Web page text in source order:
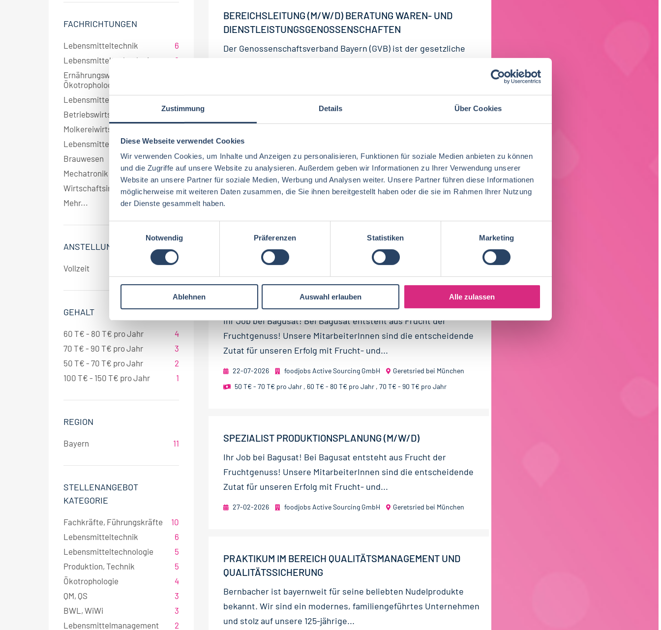
Zustimmung Details Über Cookies
Diese Webseite verwendet Cookies
Wir verwenden Cookies, um Inhalte und Anzeigen zu personalisieren, Funktionen für soziale Medien anbieten zu können
und die Zugriffe auf unsere Website zu analysieren. Außerdem geben wir Informationen zu Ihrer Verwendung unserer
Website an unsere Partner für soziale Medien, Werbung und Analysen weiter. Unsere Partner führen diese Informationen
möglicherweise mit weiteren Daten zusammen, die Sie ihnen bereitgestellt haben oder die sie im Rahmen Ihrer Nutzung
der Dienste gesammelt haben.
n
g
u
n
s
a
s
Notwendig Präferenzen Statistiken Marketing
Ablehnen Auswahl erlauben Alle zulassen
FACHRICHTUNGEN
Lebensmitteltechnik
6
Lebensmitteltechnologie
6
Ernährungswissenschaften/
Ökotrophologie
Lebensmittelmanagement
Betriebswirtschaft
3
Molkereiwirtschaft
Lebensmittelchemie
3
Brauwesen
2
Mechatronik
2
Wirtschaftsingenieurwesen
2
Mehr...
ANSTELLUNGSART
Vollzeit 10
GEHALT
60 T€ - 80 T€ pro Jahr
4
70 T€ - 90 T€ pro Jahr
3
50 T€ - 70 T€ pro Jahr
2
100 T€ - 150 T€ pro Jahr
1
REGION
Bayern 11
STELLENANGEBOT
KATEGORIE
Fachkräfte, Führungskräfte
10
Lebensmitteltechnik
6
Lebensmitteltechnologie
5
Produktion, Technik
5
Ökotrophologie
4
QM, QS
3
BWL, WiWi
3
Lebensmittelmanagement
2
BEREICHSLEITUNG (M/W/D) BERATUNG WAREN- UND
DIENSTLEISTUNGSGENOSSENSCHAFTEN
Der Genossenschaftsverband Bayern (GVB) ist der gesetzliche
25-07-2026 RAU | FOOD RECRUITMENT GmbH
München
STV. LEITUNG TECHNIK (M/W/D)
Ihr Job bei Bagusat! Unsere MitarbeiterInnen sind die
entscheidende Zutat für unseren Erfolg mit Frucht- und
23-07-2026 foodjobs Active Sourcing GmbH
Geretsried bei München
60 T€ - 80 T€ pro Jahr
70 T€ - 90 T€ pro Jahr
SPEZIALIST DEMAND PLANNING (M/W/D)
Ihr Job bei Bagusat! Bei Bagusat entsteht aus Frucht der
Fruchtgenuss! Unsere MitarbeiterInnen sind die entscheidende
Zutat für unseren Erfolg mit Frucht- und...
22-07-2026 foodjobs Active Sourcing GmbH
Geretsried bei München
50 T€ - 70 T€ pro Jahr , 60 T€ - 80 T€ pro Jahr , 70 T€ - 90 T€ pro Jahr
SPEZIALIST PRODUKTIONSPLANUNG (M/W/D)
Ihr Job bei Bagusat! Bei Bagusat entsteht aus Frucht der
Fruchtgenuss! Unsere MitarbeiterInnen sind die entscheidende
Zutat für unseren Erfolg mit Frucht- und...
27-02-2026 foodjobs Active Sourcing GmbH Geretsried bei München
PRAKTIKUM IM BEREICH QUALITÄTSMANAGEMENT UND
QUALITÄTSSICHERUNG
Bernbacher ist bayernweit für seine beliebten Nudelprodukte
bekannt. Wir sind ein modernes, familiengeführtes Unternehmen
und stolz auf unsere 125-jährige...